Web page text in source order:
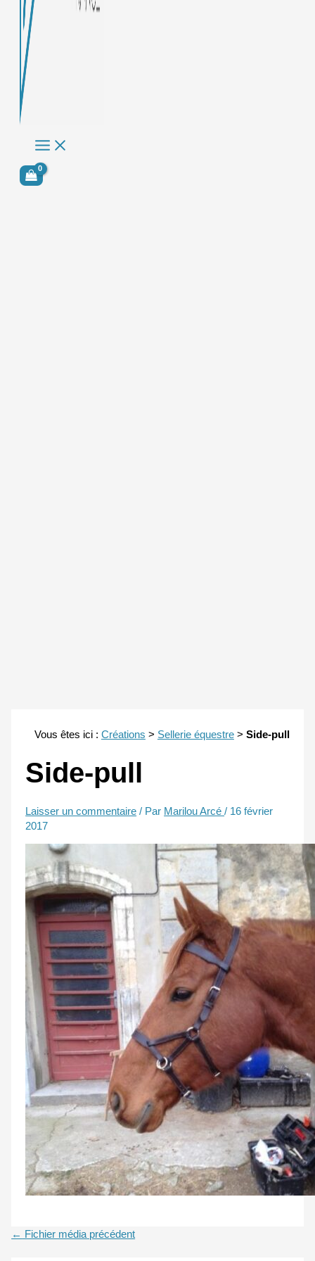
Vous êtes ici : Créations > Sellerie équestre> Side-pull
Side-pull
Laisser un commentaire / Par Marilou Arcé/ 16 février
2017
← Fichier média précédent